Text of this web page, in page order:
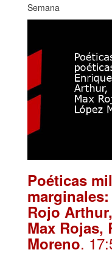
Semana
Poéticas
Rojo
Max Rojas,
Moreno.